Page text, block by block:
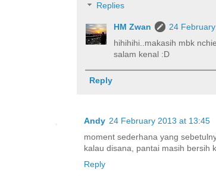
Replies
HM Zwan
24
hihihihi..makasih mbk
salam kenal :D
Reply
Andy 24 February 2013 at 13:45
moment sederhana yang
kalau disana, pantai masih bersih
Reply